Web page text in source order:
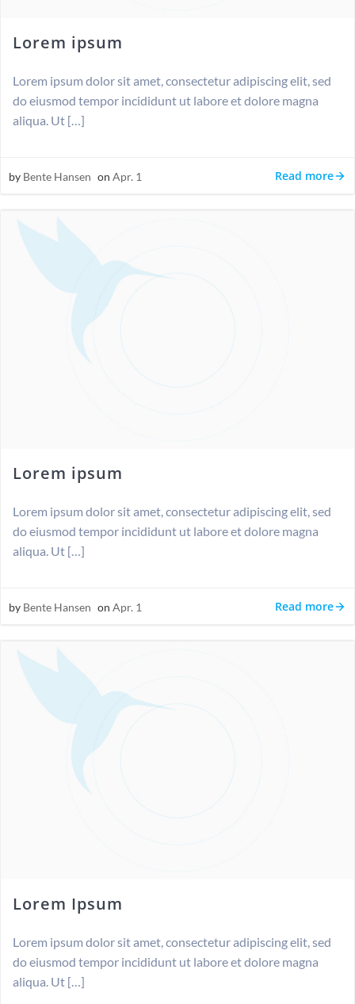
Lorem ipsum
Lorem ipsum dolor sit amet, consectetur adipiscing elit, sed
do eiusmod tempor incididunt ut labore et dolore magna
aliqua. Ut […]
by Bente Hansen on Apr. 1 Read more
Lorem ipsum
Lorem ipsum dolor sit amet, consectetur adipiscing elit, sed
do eiusmod tempor incididunt ut labore et dolore magna
aliqua. Ut […]
by Bente Hansen on Apr. 1 Read more
Lorem Ipsum
Lorem ipsum dolor sit amet, consectetur adipiscing elit, sed
do eiusmod tempor incididunt ut labore et dolore magna
aliqua. Ut […]